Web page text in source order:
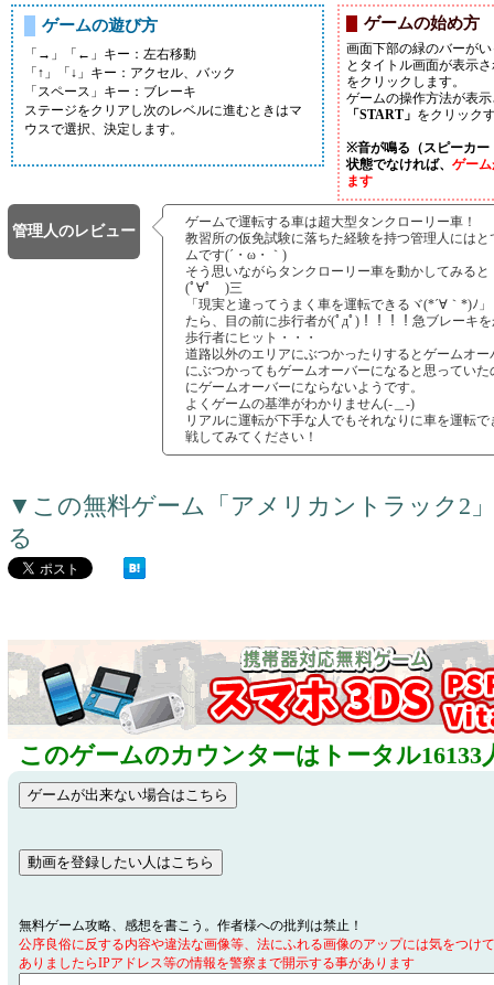
ゲームの遊び方
「→」「←」キー：左右移動
「↑」「↓」キー：アクセル、バック
「スペース」キー：ブレーキ
ステージをクリアし次のレベルに進むときはマ
ウスで選択、決定します。
ゲームの始め方
画面下部の緑のバーが
とタイトル画面が表示
をクリックします。
ゲームの操作方法が表
「START」 をクリック
※音が鳴る（スピーカー
状態でなければ、 ゲー
ます
管理人のレビュー
ゲームで運転する車は超大型タンクローリー車！
教習所の仮免試験に落ちた経験を持つ管理人には
ムです(´・ω・｀)
そう思いながらタンクローリー車を動かしてみる
(ﾟ∀ﾟ )三
「現実と違ってうまく車を運転できるヾ(*´∀｀*)ﾉ
たら、目の前に歩行者が(ﾟдﾟ)！！！！急ブレーキ
歩行者にヒット・・・
道路以外のエリアにぶつかったりするとゲームオ
にぶつかってもゲームオーバーになると思ってい
にゲームオーバーにならないようです。
よくゲームの基準がわかりません(-＿-)
リアルに運転が下手な人でもそれなりに車を運転
戦してみてください！
▼この無料ゲーム「アメリカントラック2
る
このゲームのカウンターはトータル16133
無料ゲーム攻略、感想を書こう。作者様への批判は禁止！
公序良俗に反する内容や違法な画像等、法にふれる画像のアップには気をつけ
ありましたらIPアドレス等の情報を警察まで開示する事があります